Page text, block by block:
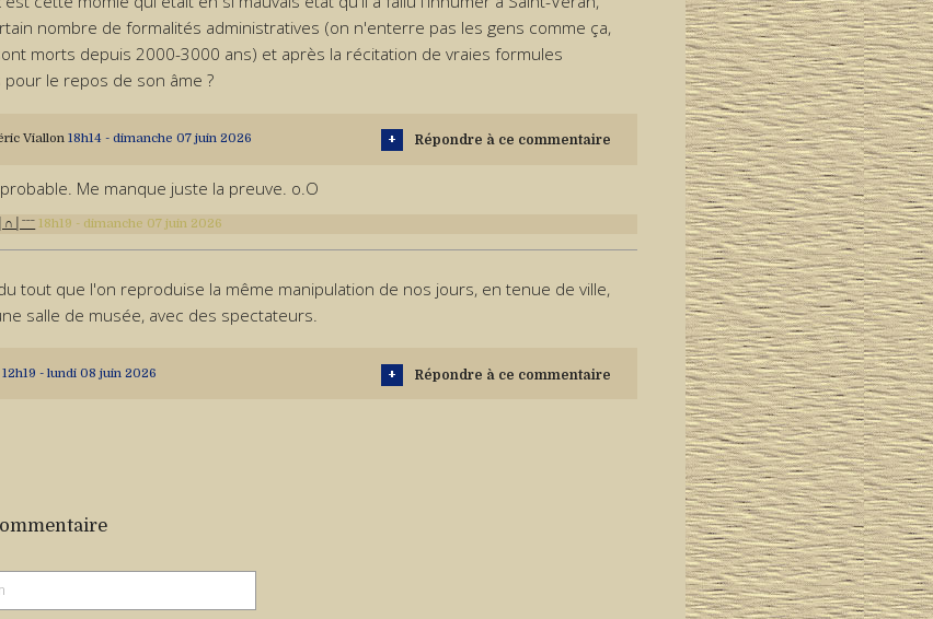
nombre de formalités administratives (on n'enterre pas les gens comme ça,
morts depuis 2000-3000 ans) et après la récitation de vraies formules
le repos de son âme ?
Viallon 18h14 - dimanche 07 juin 2026 Répondre à ce commentaire
Me manque juste la preuve. o.O
18h19 - dimanche 07 juin 2026
tout que l'on reproduise la même manipulation de nos jours, en tenue de ville,
salle de musée, avec des spectateurs.
12h19 - lundi 08 juin 2026 Répondre à ce commentaire